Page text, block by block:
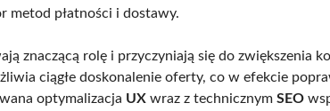
metod płatności i dostawy.
znaczącą rolę i przyczyniają się do zwiększenia
ciągłe doskonalenie oferty, co w efekcie
optymalizacja UX wraz z technicznym SEO